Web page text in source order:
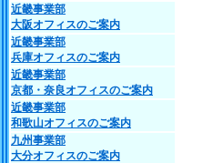
近畿事業部
大阪オフィスのご案内
近畿事業部
兵庫オフィスのご案内
近畿事業部
京都・奈良オフィスのご案内
近畿事業部
和歌山オフィスのご案内
九州事業部
大分オフィスのご案内